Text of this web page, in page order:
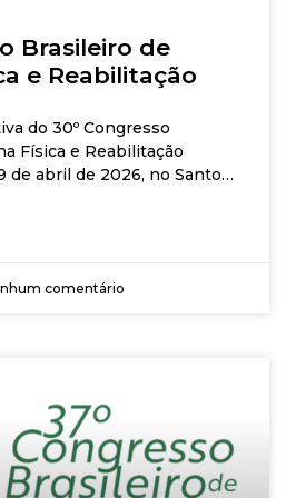
nefrologistas.
Brasileiro de
e Reabilitação
do 30º Congresso
Física e Reabilitação
de abril de 2026, no Santos
facilitado, sua
atrações turísticas —
diversa e atualizada,
avanços da Medicina
grade científica contará
simpósios e workshops,
aspectos da reabilitação.
comentário